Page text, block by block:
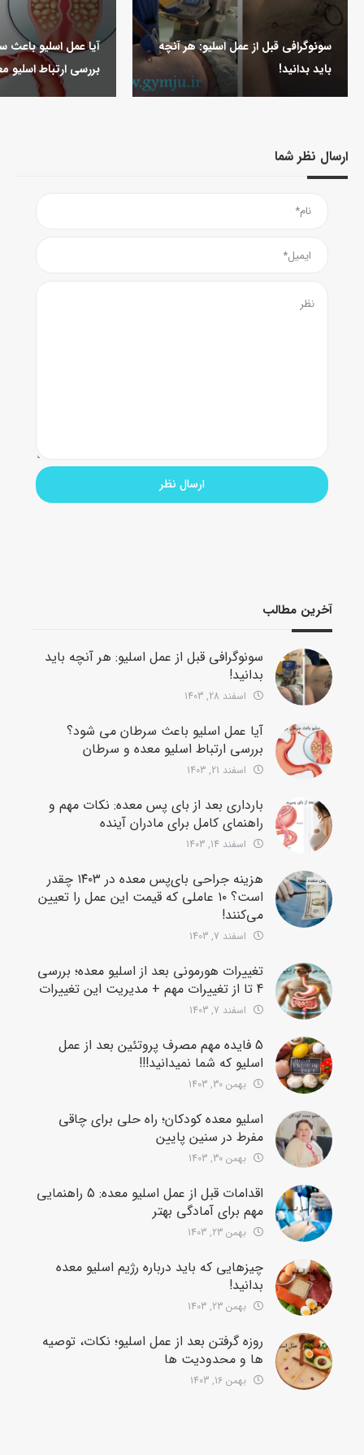
سونوگرافی قبل از عمل اسلیو: هر آنچه
باید بدانید!
آیا عمل اسلیو
بررسی ارتباط اسلیو
ارسال نظر شما
آخرین مطالب
سونوگرافی قبل از عمل اسلیو: هر آنچه باید
بدانید!
اسفند 28, 1403
آیا عمل اسلیو باعث سرطان می شود؟
بررسی ارتباط اسلیو معده و سرطان
اسفند 21, 1403
بارداری بعد از بای پس معده: نکات مهم و
راهنمای کامل برای مادران آینده
اسفند 14, 1403
هزینه جراحی بای‌پس معده در ۱۴۰۳ چقدر
است؟ ۱۰ عاملی که قیمت این عمل را تعیین
می‌کنند!
اسفند 7, 1403
تغییرات هورمونی بعد از اسلیو معده؛ بررسی
4 تا از تغییرات مهم + مدیریت این تغییرات
اسفند 7, 1403
5 فایده مهم مصرف پروتئین بعد از عمل
اسلیو که شما نمیدانید!!!
بهمن 30, 1403
اسلیو معده کودکان؛ راه حلی برای چاقی
مفرط در سنین پایین
بهمن 30, 1403
اقدامات قبل از عمل اسلیو معده: 5 راهنمایی
مهم برای آمادگی بهتر
بهمن 23, 1403
چیزهایی که باید درباره رژیم اسلیو معده
بدانید!
بهمن 23, 1403
روزه گرفتن بعد از عمل اسلیو؛ نکات، توصیه
ها و محدودیت ها
بهمن 16, 1403